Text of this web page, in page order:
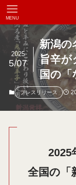
MENU
新潟の
旨辛が
国の「
2025
5/07
プレスリリース
2025
全国の「